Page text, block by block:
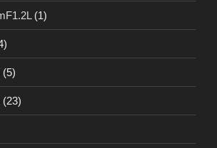
(1)
(5)
(23)